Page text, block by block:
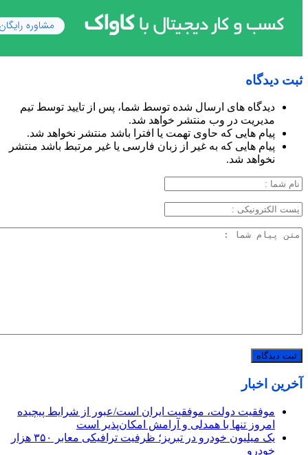
ثبت دیدگاه
دیدگاه های ارسال شده توسط شما، پس از تایید توسط تیم
مدیریت در وب منتشر خواهد شد.
پیام هایی که حاوی تهمت یا افترا باشد منتشر نخواهد شد.
پیام هایی که به غیر از زبان فارسی یا غیر مرتبط باشد منتشر
نخواهد شد.
آخرین اخبار
موفقیت دولت، موفقیت ایران است/عبور از شرایط پیچیده
امروز تنها با همدلی و آرامش امکان‌پذیر است
یک میلیون خودرو در تبریز؛ ظرفیت ترافیکی معابر ۳۵۰ هزار
خودرو